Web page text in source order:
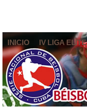
INICIO IV LIGA ELITE